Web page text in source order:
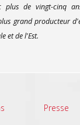
plus de vingt-cinq
grand producteur
et de l'Est.
Presse